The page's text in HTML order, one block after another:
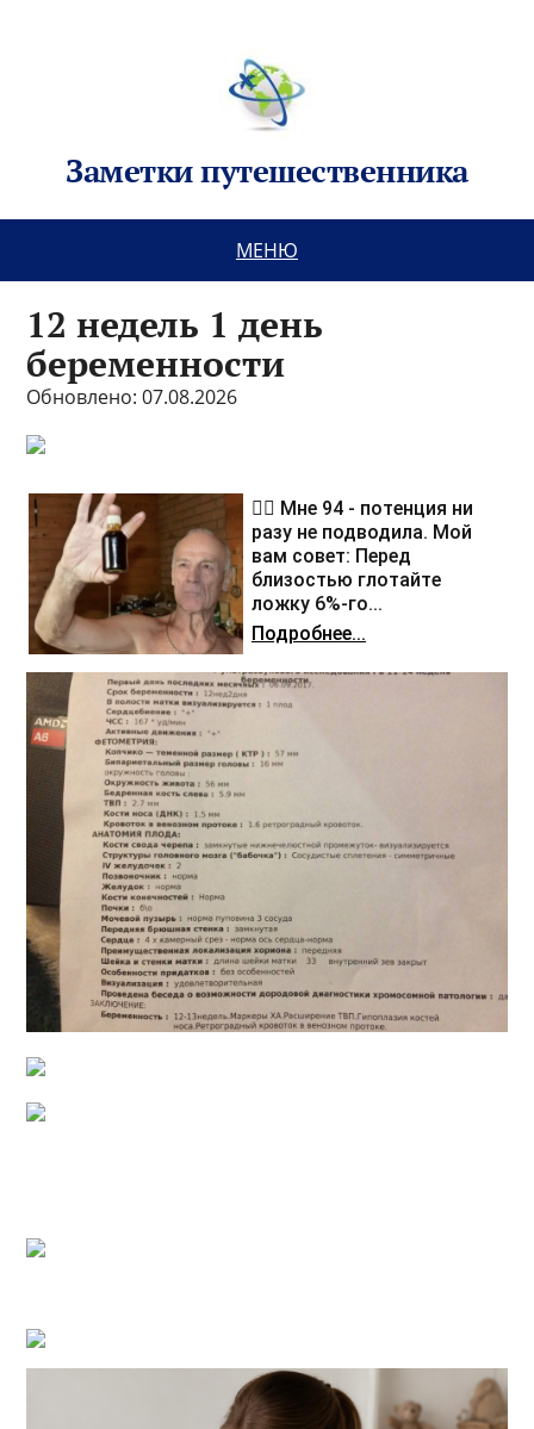
Заметки путешественника
МЕНЮ
12 недель 1 день
беременности
Обновлено: 07.08.2026
❤️‍🔥 Мне 94 - потенция ни
разу не подводила. Мой
вам совет: Перед
близостью глотайте
ложку 6%-го...
Подробнее...